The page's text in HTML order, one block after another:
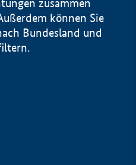
zusammen
können Sie
Bundesland und